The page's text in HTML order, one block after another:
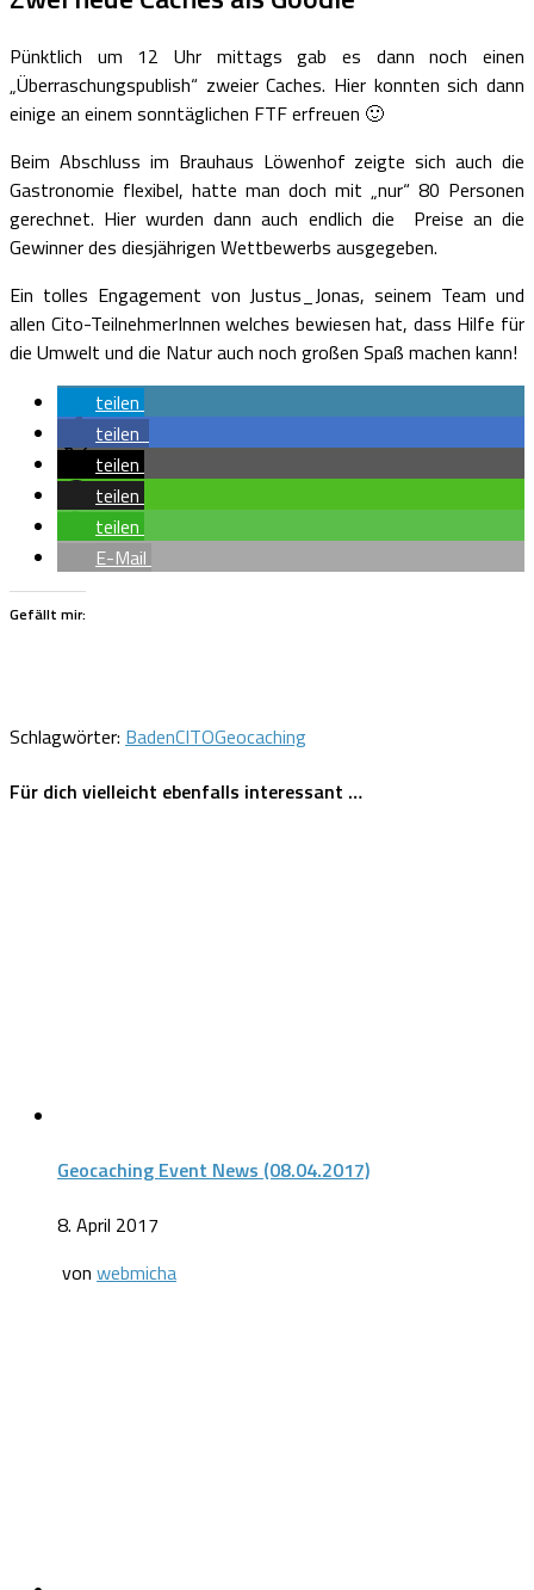
Pünktlich um 12 Uhr mittags gab es dann noch einen
„Überraschungspublish“ zweier Caches. Hier konnten sich dann
einige an einem sonntäglichen FTF erfreuen 🙂
Beim Abschluss im Brauhaus Löwenhof zeigte sich auch die
Gastronomie flexibel, hatte man doch mit „nur“ 80 Personen
gerechnet. Hier wurden dann auch endlich die Preise an die
Gewinner des diesjährigen Wettbewerbs ausgegeben.
Ein tolles Engagement von Justus_Jonas, seinem Team und
allen Cito-TeilnehmerInnen welches bewiesen hat, dass Hilfe für
die Umwelt und die Natur auch noch großen Spaß machen kann!
teilen
teilen
teilen
teilen
teilen
E-Mail
Gefällt mir:
Schlagwörter: BadenCITOGeocaching
Für dich vielleicht ebenfalls interessant …
Geocaching Event News (08.04.2017)
8. April 2017
von webmicha